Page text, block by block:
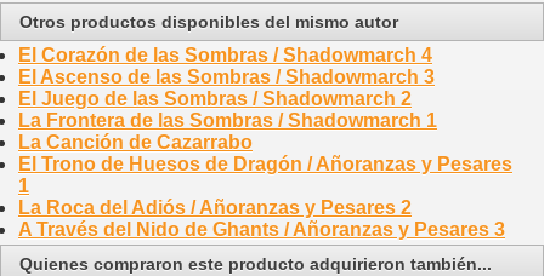
Otros productos disponibles del mismo autor
El Corazón de las Sombras / Shadowmarch 4
El Ascenso de las Sombras / Shadowmarch 3
El Juego de las Sombras / Shadowmarch 2
La Frontera de las Sombras / Shadowmarch 1
La Canción de Cazarrabo
El Trono de Huesos de Dragón / Añoranzas y Pesares
1
La Roca del Adiós / Añoranzas y Pesares 2
A Través del Nido de Ghants / Añoranzas y Pesares 3
Quienes compraron este producto adquirieron también...